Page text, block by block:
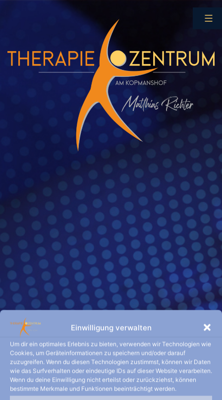
Einwilligung verwalten
Um dir ein optimales Erlebnis zu bieten, verwenden wir Technologien wie
Cookies, um Geräteinformationen zu speichern und/oder darauf
zuzugreifen. Wenn du diesen Technologien zustimmst, können wir Daten
wie das Surfverhalten oder eindeutige IDs auf dieser Website verarbeiten.
Wenn du deine Einwilligung nicht erteilst oder zurückziehst, können
bestimmte Merkmale und Funktionen beeinträchtigt werden.
Praxisurlaub